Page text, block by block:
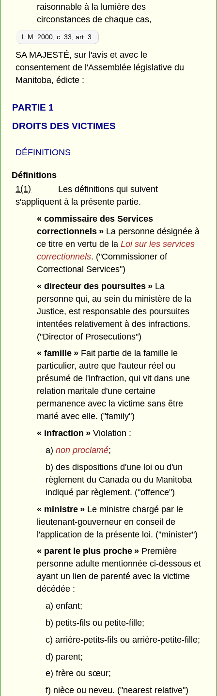
raisonnable à la lumière des
circonstances de chaque cas,
L.M. 2000, c. 33, art. 3.
SA MAJESTÉ, sur l'avis et avec le
consentement de l'Assemblée législative du
Manitoba, édicte :
PARTIE 1
DROITS DES VICTIMES
DÉFINITIONS
Définitions
1(1)
Les définitions qui suivent
s'appliquent à la présente partie.
« commissaire des Services
correctionnels » La personne désignée à
ce titre en vertu de laLoi sur les services
correctionnels. ("Commissioner of
Correctional Services")
« directeur des poursuites » La
personne qui, au sein du ministère de la
Justice, est responsable des poursuites
intentées relativement à des infractions.
("Director of Prosecutions")
« famille » Fait partie de la famille le
particulier, autre que l'auteur réel ou
présumé de l'infraction, qui vit dans une
relation maritale d'une certaine
permanence avec la victime sans être
marié avec elle. ("family")
« infraction »Violation :
a) non proclamé;
b) des dispositions d'une loi ou d'un
règlement du Canada ou du Manitoba
indiqué par règlement. ("offence")
« ministre » Le ministre chargé par le
lieutenant-gouverneur en conseil de
l'application de la présente loi. ("minister")
« parent le plus proche » Première
personne adulte mentionnée ci-dessous et
ayant un lien de parenté avec la victime
décédée :
a) enfant;
b) petits-fils ou petite-fille;
c) arrière-petits-fils ou arrière-petite-fille;
d) parent;
e) frère ou sœur;
f) nièce ou neveu. ("nearest relative")